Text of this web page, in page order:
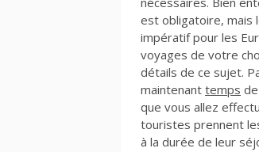
est obligatoire, mais
impératif pour les
voyages de votre
détails de ce sujet.
maintenant temps
que vous allez
touristes prennent
à la durée de leur